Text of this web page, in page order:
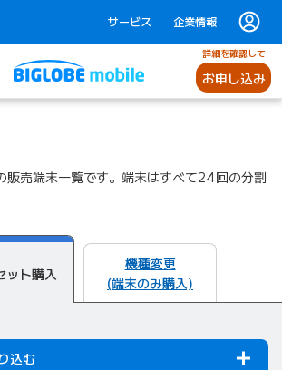
サービス 企業情報
詳細を確認して
お申し込み
販売端末一覧です。端末はすべて24回の分割
ット購入
機種変更
(端末のみ購入)
込む